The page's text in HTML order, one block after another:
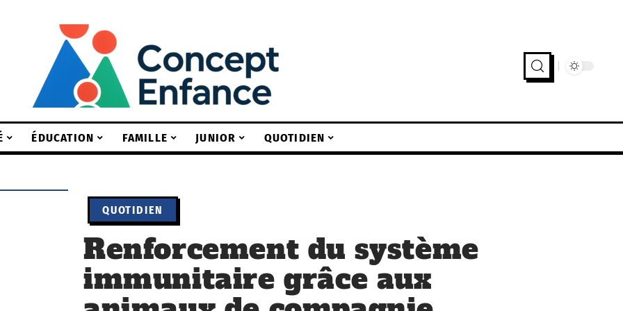
ÉDUCATION FAMILLE JUNIOR QUOTIDIEN
QUOTIDIEN
Renforcement du système
immunitaire grâce aux